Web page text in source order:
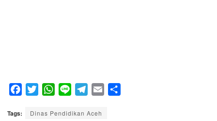
i
W
a
n
l
Tags: Dinas Pendidikan Aceh